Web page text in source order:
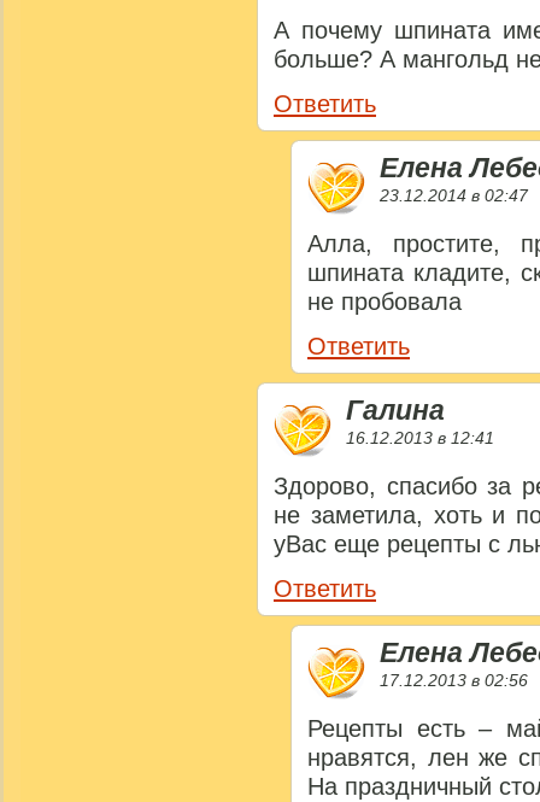
А почему шпината
больше? А мангольд
Ответить
Елена
23.12.2014 в 02:47
Алла, простите,
шпината кладите,
не пробовала
Ответить
Галина
16.12.2013 в 12:41
Здорово, спасибо за
не заметила, хоть и
уВас еще рецепты с
Ответить
Елена
17.12.2013 в 02:56
Рецепты есть –
нравятся, лен же
На праздничный